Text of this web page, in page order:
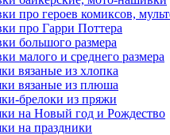
про героев комиксов,
про Гарри Поттера
большого размера
малого и среднего размера
вязаные из хлопка
вязаные из плюша
брелоки из пряжи
на Новый год и Рождество
на праздники